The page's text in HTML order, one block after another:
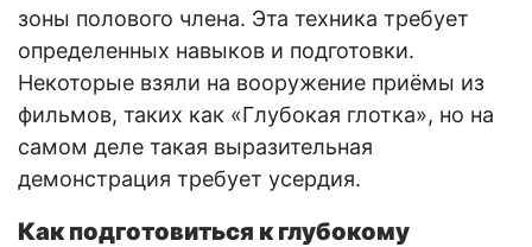
зоны полового члена. Эта техника требует
определенных навыков и подготовки.
Некоторые взяли на вооружение приёмы из
фильмов, таких как «Глубокая глотка», но на
самом деле такая выразительная
демонстрация требует усердия.
Как подготовиться к глубокому